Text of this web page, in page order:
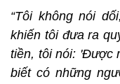
“Tôi không nói
khiến tôi đưa ra
tiền, tôi nói: 'Được
biết có những